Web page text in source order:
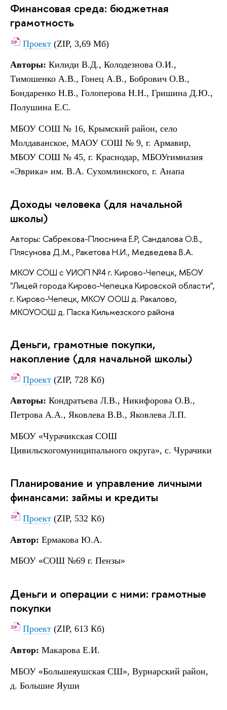
Финансовая среда: бюджетная
грамотность
Проект (ZIP, 3,69 Мб)
Авторы: Килиди В.Д., Колодезнова О.И.,
Тимошенко А.В., Гонец А.В., Бобрович О.В.,
Бондаренко Н.В., Голоперова Н.Н., Гришина Д.Ю.,
Полушина Е.С.
МБОУ СОШ № 16, Крымский район, село
Молдаванское, МАОУ СОШ № 9, г. Армавир,
МБОУ СОШ № 45, г. Краснодар, МБОУгимназия
«Эврика» им. В.А. Сухомлинского, г. Анапа
Доходы человека (для начальной
школы)
Авторы: Сабрекова-Плюснина Е.Р, Сандалова О.В.,
Плясунова Д.М., Ракетова Н.И., Медведева В.А.
МКОУ СОШ с УИОП №4 г. Кирово-Чепецк, МБОУ
"Лицей города Кирово-Чепецка Кировской области",
г. Кирово-Чепецк, МКОУ ООШ д. Ракалово,
МКОУООШ д. Паска Кильмезского района
Деньги, грамотные покупки,
накопление (для начальной школы)
Проект (ZIP, 728 Кб)
Авторы: Кондратьева Л.В., Никифорова О.В.,
Петрова А.А., Яковлева В.В., Яковлева Л.П.
МБОУ «Чурачикская СОШ
Цивильскогомуниципального округа», с. Чурачики
Планирование и управление личными
финансами: займы и кредиты
Проект (ZIP, 532 Кб)
Автор: Ермакова Ю.А.
МБОУ «СОШ №69 г. Пензы»
Деньги и операции с ними: грамотные
покупки
Проект (ZIP, 613 Кб)
Автор: Макарова Е.И.
МБОУ «Большеяушская СШ», Вурнарский район,
д. Большие Яуши